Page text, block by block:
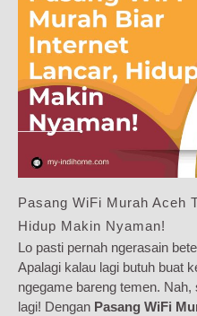
Pasang WiFi Murah Aceh
Hidup Makin Nyaman!
Lo pasti pernah ngerasain
Apalagi kalau lagi butuh buat
ngegame bareng temen.
lagi! Dengan Pasang WiFi